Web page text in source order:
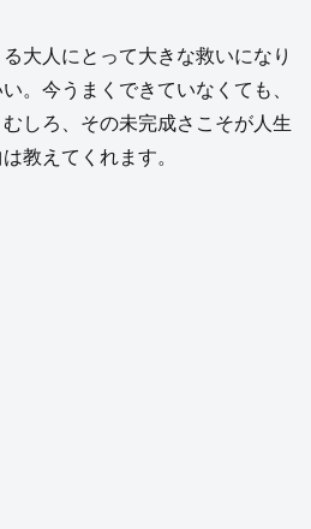
大人にとって大きな救いになり
。今うまくできていなくても、
しろ、その未完成さこそが人生
教えてくれます。